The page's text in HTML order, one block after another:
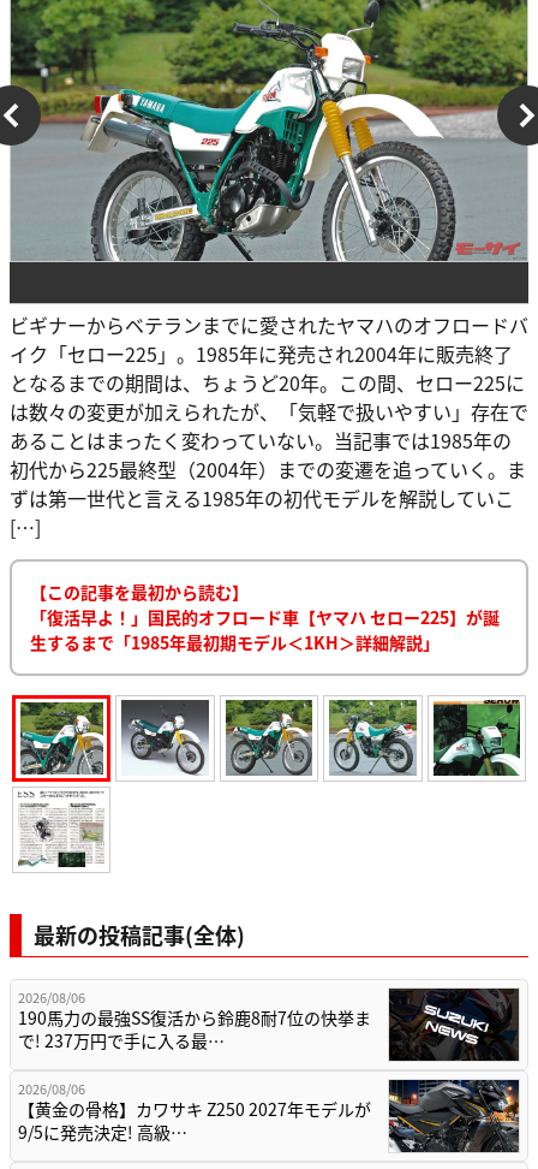
ビギナーからベテランまでに愛されたヤマハのオフロードバ
イク「セロー225」。1985年に発売され2004年に販売終了
となるまでの期間は、ちょうど20年。この間、セロー225に
は数々の変更が加えられたが、「気軽で扱いやすい」存在で
あることはまったく変わっていない。当記事では1985年の
初代から225最終型（2004年）までの変遷を追っていく。ま
ずは第一世代と言える1985年の初代モデルを解説していこ
[…]
【この記事を最初から読む】
「復活早よ！」国民的オフロード車【ヤマハ セロー225】が誕
生するまで「1985年最初期モデル＜1KH＞詳細解説」
最新の投稿記事(全体)
2026/08/06
190馬力の最強SS復活から鈴鹿8耐7位の快挙ま
で! 237万円で手に入る最…
2026/08/06
【黄金の骨格】カワサキ Z250 2027年モデルが
9/5に発売決定! 高級…